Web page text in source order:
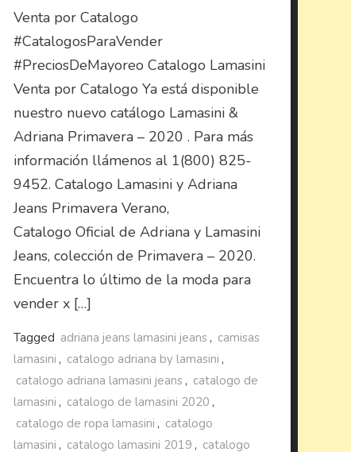
Venta por Catalogo
#CatalogosParaVender
#PreciosDeMayoreo Catalogo Lamasini
Venta por Catalogo Ya está disponible
nuestro nuevo catálogo Lamasini &
Adriana Primavera – 2020 . Para más
información llámenos al 1(800) 825-
9452. Catalogo Lamasini y Adriana
Jeans Primavera Verano,
Catalogo Oficial de Adriana y Lamasini
Jeans, colección de Primavera – 2020.
Encuentra lo último de la moda para
vender x […]
Tagged adriana jeans lamasini jeans , camisas
lamasini , catalogo adriana by lamasini ,
catalogo adriana lamasini jeans , catalogo de
lamasini , catalogo de lamasini 2020 ,
catalogo de ropa lamasini , catalogo
lamasini , catalogo lamasini 2019 , catalogo